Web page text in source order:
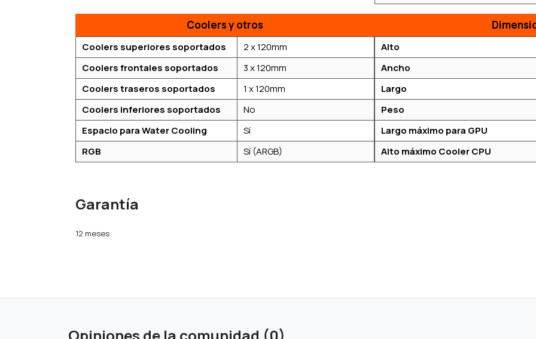
Coolers y otros
Coolers superiores soportados
2 x 120mm
Coolers frontales soportados
3 x 120mm
Coolers traseros soportados
1 x 120mm
Coolers inferiores soportados
No
Espacio para Water Cooling
Sí
RGB
Sí (ARGB)
Alto
Ancho
Largo
Peso
Largo máximo para GPU
Alto máximo Cooler CPU
Garantía
12 meses